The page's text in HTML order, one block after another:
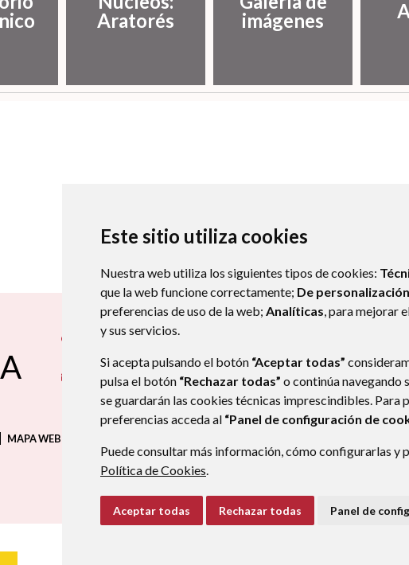
Este sitio utiliza cookies
Nuestra web utiliza los siguientes tipos de cookies:
que la web funcione correctamente; De
preferencias de uso de la web; Analíticas, para mejorar
y sus servicios.
Si acepta pulsando el botón “Aceptar todas”
pulsa el botón “Rechazar todas” o continúa navegando
se guardarán las cookies técnicas imprescindibles. Para
preferencias acceda al “Panel de configuración de
Puede consultar más información, cómo configurarlas y
Política de Cookies.
Aceptar todas Rechazar todas Panel de
Aratorés
imágenes
Plaza San Martín, nº 4
974350025
974350025
aytocastiellojaca@aragon.es
MAPA WEB